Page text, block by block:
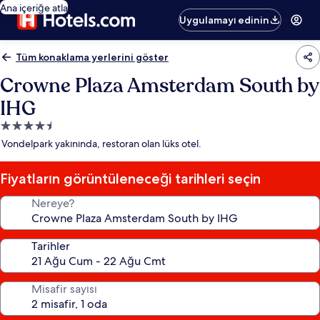
Ana içeriğe atla
Uygulamayı edinin
Tüm konaklama yerlerini göster
Crowne Plaza Amsterdam South by
IHG
4.5
yıldızlı
yeri
Vondelpark yakınında, restoran olan lüks otel.
Fiyatların görüntüleneceği tarihleri seçin
Nereye?
Tarihler
Misafir sayısı